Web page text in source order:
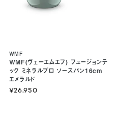
WMF(ヴェーエムエフ) フュージョンテ
ック ミネラルプロ ソースパン16cm
エメラルド
WMF
¥26,950